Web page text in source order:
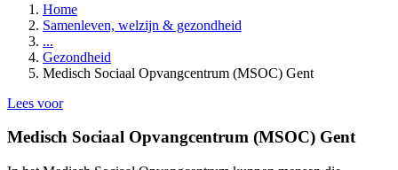
Home
Samenleven, welzijn & gezondheid
...
Gezondheid
Medisch Sociaal Opvangcentrum (MSOC) Gent
Lees voor
Medisch Sociaal Opvangcentrum (MSOC) Gent